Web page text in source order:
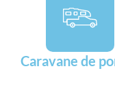
Caravane de